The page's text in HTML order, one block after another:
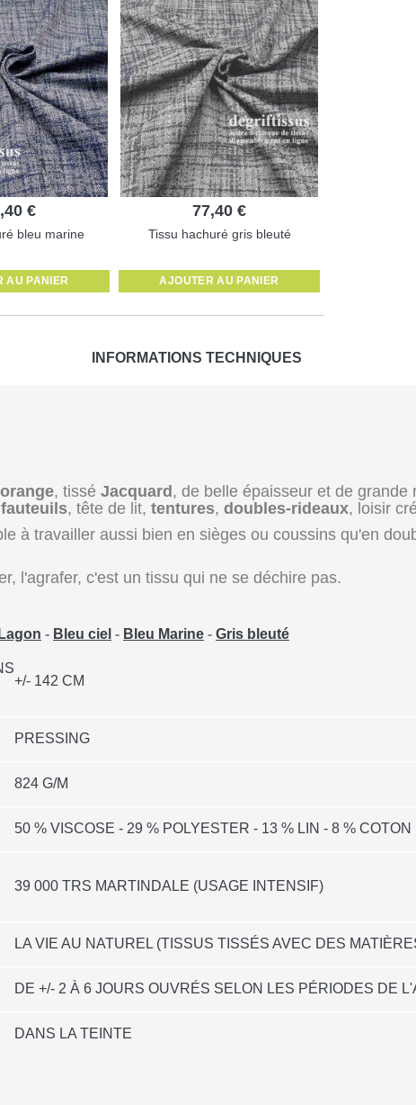
€
bleu marine
AU PANIER
77,40 €
Tissu hachuré gris bleuté
AJOUTER AU PANIER
INFORMATIONS TECHNIQUES
, tissé Jacquard , de belle épaisseur et de
fauteuils, tête de lit, tentures, doubles-rideaux, loisir
à travailler aussi bien en sièges ou coussins qu'en
l'agrafer, c'est un tissu qui ne se déchire pas.
- Bleu ciel - Bleu Marine - Gris bleuté
+/- 142 CM
PRESSING
824 G/M
50 % VISCOSE - 29 % POLYESTER - 13 % LIN - 8 % COTON
39 000 TRS MARTINDALE (USAGE INTENSIF)
LA VIE AU NATUREL (TISSUS TISSÉS AVEC DES
DE +/- 2 À 6 JOURS OUVRÉS SELON LES PÉRIODES DE
DANS LA TEINTE